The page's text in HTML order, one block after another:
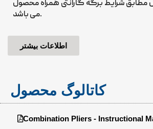
شرایط برگه گارانتی همراه محصول
می باشد.
اطلاعات بیشتر
کاتالوگ محصول
Combination Pliers - Instructional